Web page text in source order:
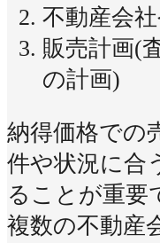
不動産会
販売計画(
の計画)
納得価格での
件や状況に合
ることが重要
複数の不動産